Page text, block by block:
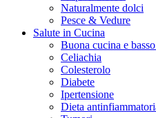
Naturalmente dolci
Pesce & Vedure
Salute in Cucina
Buona cucina e
Celiachia
Colesterolo
Diabete
Ipertensione
Dieta